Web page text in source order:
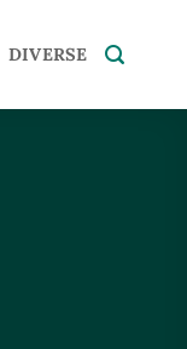
DIVERSE